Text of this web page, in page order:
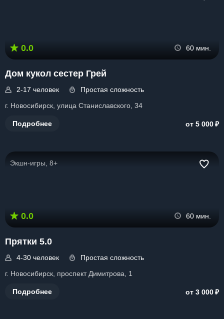
0.0 60 мин.
Дом кукол сестер Грей
2-17 человек
Простая сложность
г. Новосибирск, улица Станиславского, 34
Подробнее от 5 000₽
Экшн-игры, 8+
0.0 60 мин.
Прятки 5.0
4-30 человек
Простая сложность
г. Новосибирск, проспект Димитрова, 1
Подробнее от 3 000₽